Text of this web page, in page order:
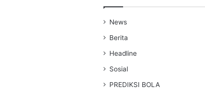
News
Berita
Headline
Sosial
PREDIKSI BOLA